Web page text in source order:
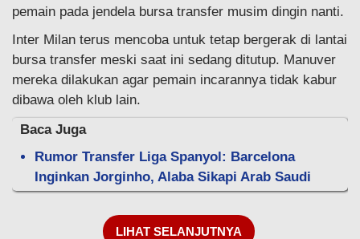
pemain pada jendela bursa transfer musim dingin nanti.
Inter Milan terus mencoba untuk tetap bergerak di lantai
bursa transfer meski saat ini sedang ditutup. Manuver
mereka dilakukan agar pemain incarannya tidak kabur
dibawa oleh klub lain.
Baca Juga
Rumor Transfer Liga Spanyol: Barcelona
Inginkan Jorginho, Alaba Sikapi Arab Saudi
LIHAT SELANJUTNYA